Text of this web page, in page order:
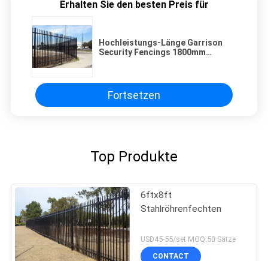
Erhalten Sie den besten Preis für
Hochleistungs-Länge Garrison
Security Fencings 1800mm
Fortsetzen
Top Produkte
6ftx8ft
Stahlröhrenfechten
USD45-55/set MOQ:50 Sätze
CONTACT